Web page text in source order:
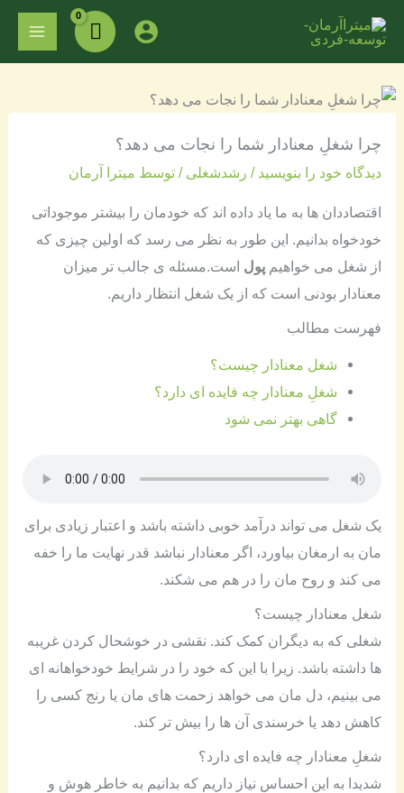
محتوا
چرا شغلِ معنادار شما را نجات می دهد؟
دیدگاه‌ خود را بنویسید / رشدشغلی / توسط میترا آرمان
اقتصاددان ها به ما یاد داده اند که خودمان را بیشتر موجوداتی
خودخواه بدانیم. این طور به نظر می رسد که اولین چیزی که
از شغل می خواهیمپول است.مسئله ی جالب تر میزان
معنادار بودنی است که از یک شغل انتظار داریم.
فهرست مطالب
شغل معنادار چیست؟
شغلِ معنادار چه فایده ای دارد؟
گاهی بهتر نمی شود
یک شغل می تواند درآمد خوبی داشته باشد و اعتبار زیادی برای
مان به ارمغان بیاورد، اگر معنادار نباشد قدر نهایت ما را خفه
می کند و روح مان را در هم می شکند.
شغل معنادار چیست؟
شغلی که به دیگران کمک کند. نقشی در خوشحال کردن غریبه
ها داشته باشد. زیرا با این که خود را در شرایط خودخواهانه ای
می بینیم، دل مان می خواهد زحمت های مان یا رنج کسی را
کاهش دهد یا خرسندی آن ها را بیش تر کند.
شغلِ معنادار چه فایده ای دارد؟
شدیدا به این احساس نیاز داریم که بدانیم به خاطر هوش و